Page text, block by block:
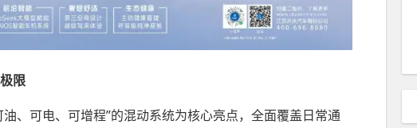
限
、可电、可增程”的混动系统为核心亮点，全面覆盖日常通